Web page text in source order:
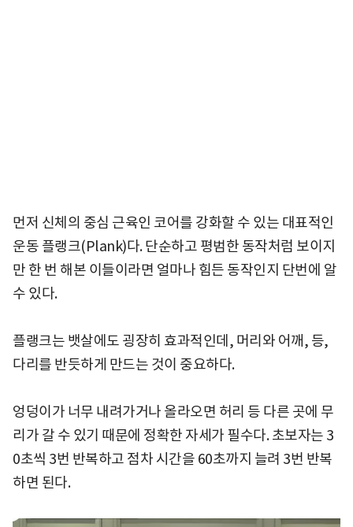
먼저 신체의 중심 근육인 코어를 강화할 수 있는 대표적인
운동 플랭크(Plank)다. 단순하고 평범한 동작처럼 보이지
만 한 번 해본 이들이라면 얼마나 힘든 동작인지 단번에 알
수 있다.
플랭크는 뱃살에도 굉장히 효과적인데, 머리와 어깨, 등,
다리를 반듯하게 만드는 것이 중요하다.
엉덩이가 너무 내려가거나 올라오면 허리 등 다른 곳에 무
리가 갈 수 있기 때문에 정확한 자세가 필수다. 초보자는 3
0초씩 3번 반복하고 점차 시간을 60초까지 늘려 3번 반복
하면 된다.